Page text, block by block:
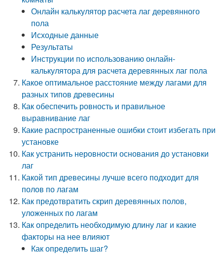
Онлайн калькулятор расчета лаг деревянного
пола
Исходные данные
Результаты
Инструкции по использованию онлайн-
калькулятора для расчета деревянных лаг пола
Какое оптимальное расстояние между лагами для
разных типов древесины
Как обеспечить ровность и правильное
выравнивание лаг
Какие распространенные ошибки стоит избегать при
установке
Как устранить неровности основания до установки
лаг
Какой тип древесины лучше всего подходит для
полов по лагам
Как предотвратить скрип деревянных полов,
уложенных по лагам
Как определить необходимую длину лаг и какие
факторы на нее влияют
Как определить шаг?